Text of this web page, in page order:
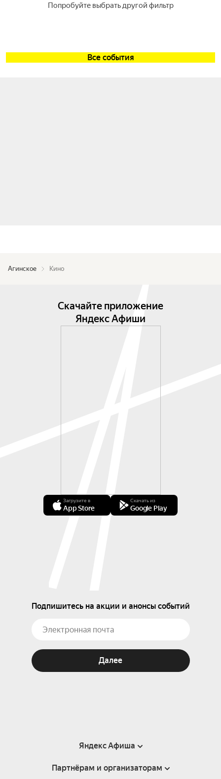
Попробуйте выбрать другой фильтр
Все события
Агинское Кино
Скачайте приложение
Яндекс Афиши
Загрузите в
App Store
Скачать из
Google Play
Подпишитесь на акции и анонсы событий
Далее
Яндекс Афиша
Справка
Партнёрам и организаторам